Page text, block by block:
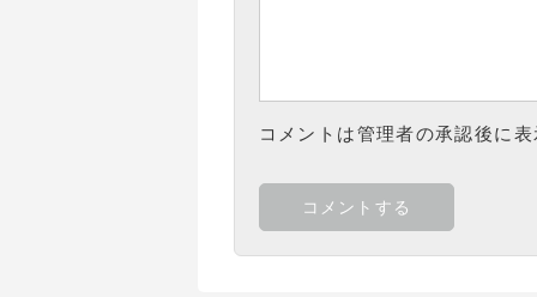
コメントは管理者の承認後に表